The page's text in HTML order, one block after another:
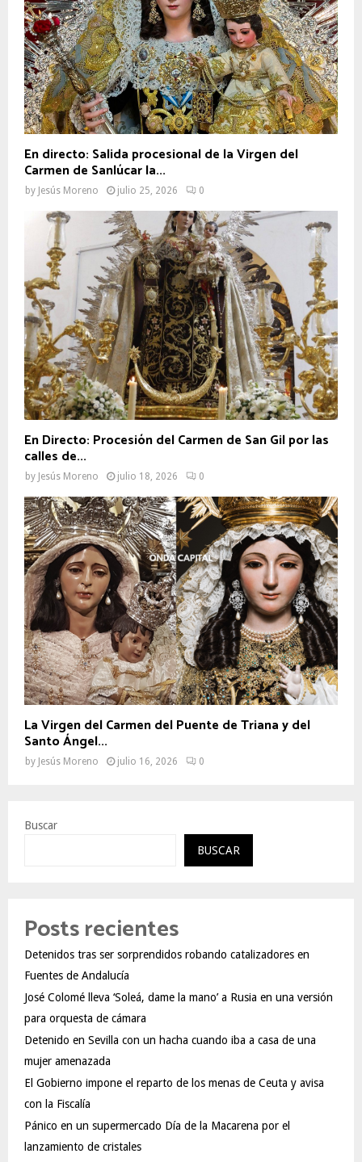
En directo: Salida procesional de la Virgen del
Carmen de Sanlúcar la...
by Jesús Moreno julio 25, 2026 0
En Directo: Procesión del Carmen de San Gil por las
calles de...
by Jesús Moreno julio 18, 2026 0
La Virgen del Carmen del Puente de Triana y del
Santo Ángel...
by Jesús Moreno julio 16, 2026 0
Buscar
BUSCAR
Posts recientes
Detenidos tras ser sorprendidos robando catalizadores en
Fuentes de Andalucía
José Colomé lleva ‘Soleá, dame la mano’ a Rusia en una versión
para orquesta de cámara
Detenido en Sevilla con un hacha cuando iba a casa de una
mujer amenazada
El Gobierno impone el reparto de los menas de Ceuta y avisa
con la Fiscalía
Pánico en un supermercado Día de la Macarena por el
lanzamiento de cristales